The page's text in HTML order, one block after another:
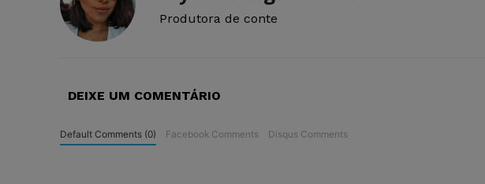
Produtora de conte
DEIXE UM COMENTÁRIO
Default Comments (0) Facebook Comments Disqus Comments